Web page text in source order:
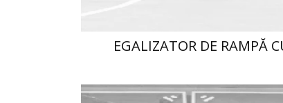
EGALIZATOR DE RAMPĂ